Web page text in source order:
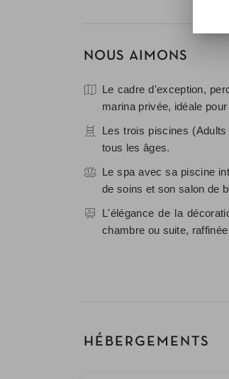
NOUS AIMONS
Le cadre d'exception,
marina privée, idéale
Les trois piscines
tous les âges.
Le spa avec sa piscine
de soins et son salon de
L'élégance de la
chambre ou suite,
HÉBERGEMENTS